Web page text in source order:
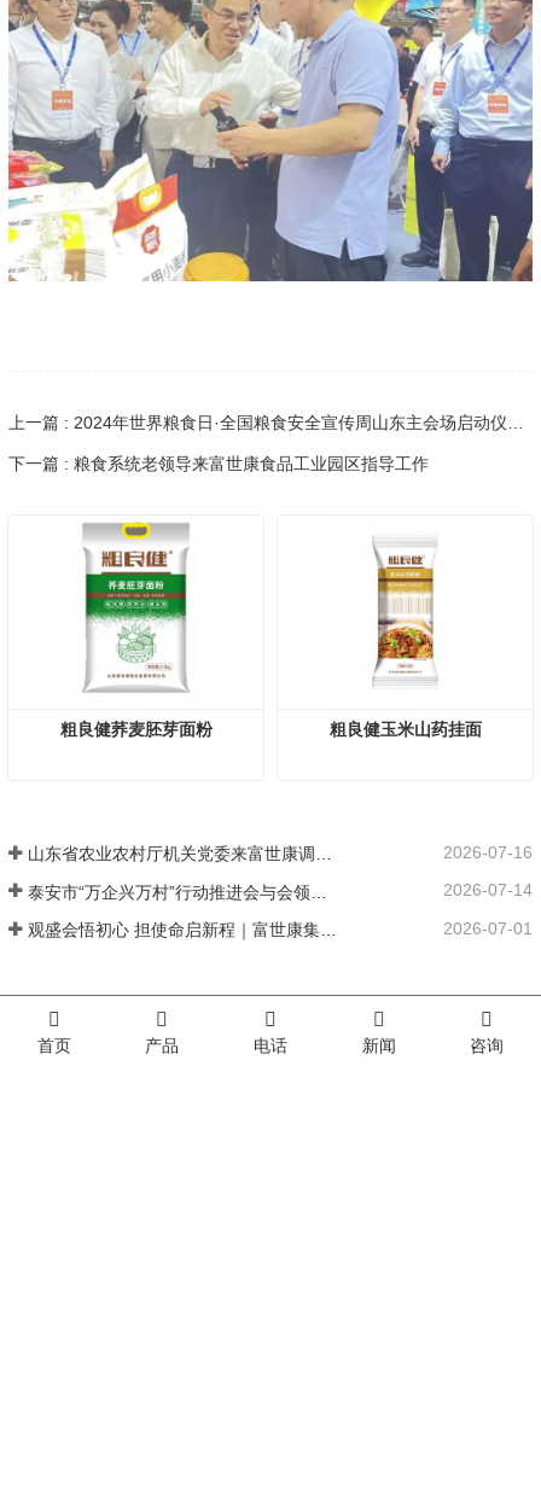
下一篇 : 粮食系统老领导来富世康食品工业园区指导工作
粗良健荞麦胚芽面粉 粗良健玉米山药挂面
山东省农业农村厅机关党委来富世康调研党建工作 2026-07-16
2026-07-14
2026-07-01
山东省农业农村厅机关党委来富世康调研党建工作
首页 产品 电话 新闻 咨询